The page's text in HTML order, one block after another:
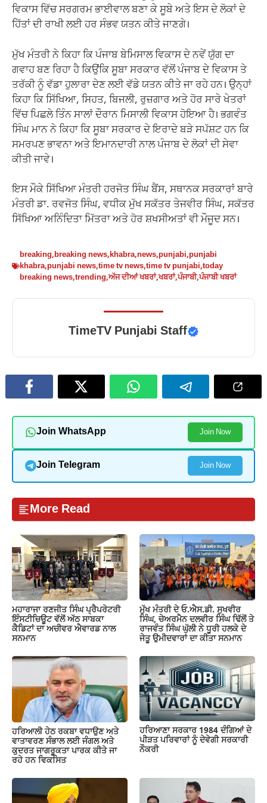
ਵਿਕਾਸ ਵਿੱਚ ਸਰਗਰਮ ਭਾਈਵਾਲ ਬਣਾ ਕੇ ਸੂਬੇ ਅਤੇ ਇਸ ਦੇ ਲੋਕਾਂ ਦੇ
ਹਿੱਤਾਂ ਦੀ ਰਾਖੀ ਲਈ ਹਰ ਸੰਭਵ ਯਤਨ ਕੀਤੇ ਜਾਣਗੇ।
ਮੁੱਖ ਮੰਤਰੀ ਨੇ ਕਿਹਾ ਕਿ ਪੰਜਾਬ ਬੇਮਿਸਾਲ ਵਿਕਾਸ ਦੇ ਨਵੇਂ ਯੁੱਗ ਦਾ
ਗਵਾਹ ਬਣ ਰਿਹਾ ਹੈ ਕਿਉਂਕਿ ਸੂਬਾ ਸਰਕਾਰ ਵੱਲੋਂ ਪੰਜਾਬ ਦੇ ਵਿਕਾਸ ਤੇ
ਤਰੱਕੀ ਨੂੰ ਵੱਡਾ ਹੁਲਾਰਾ ਦੇਣ ਲਈ ਵੱਡੇ ਯਤਨ ਕੀਤੇ ਜਾ ਰਹੇ ਹਨ। ਉਨ੍ਹਾਂ
ਕਿਹਾ ਕਿ ਸਿੱਖਿਆ, ਸਿਹਤ, ਬਿਜਲੀ, ਰੁਜ਼ਗਾਰ ਅਤੇ ਹੋਰ ਸਾਰੇ ਖੇਤਰਾਂ
ਵਿੱਚ ਪਿਛਲੇ ਤਿੰਨ ਸਾਲਾਂ ਦੌਰਾਨ ਮਿਸਾਲੀ ਵਿਕਾਸ ਹੋਇਆ ਹੈ। ਭਗਵੰਤ
ਸਿੰਘ ਮਾਨ ਨੇ ਕਿਹਾ ਕਿ ਸੂਬਾ ਸਰਕਾਰ ਦੇ ਇਰਾਦੇ ਬੜੇ ਸਪੱਸ਼ਟ ਹਨ ਕਿ
ਸਮਰਪਣ ਭਾਵਨਾ ਅਤੇ ਇਮਾਨਦਾਰੀ ਨਾਲ ਪੰਜਾਬ ਦੇ ਲੋਕਾਂ ਦੀ ਸੇਵਾ
ਕੀਤੀ ਜਾਵੇ।
ਇਸ ਮੌਕੇ ਸਿੱਖਿਆ ਮੰਤਰੀ ਹਰਜੋਤ ਸਿੰਘ ਬੈਂਸ, ਸਥਾਨਕ ਸਰਕਾਰਾਂ ਬਾਰੇ
ਮੰਤਰੀ ਡਾ. ਰਵਜੋਤ ਸਿੰਘ, ਵਧੀਕ ਮੁੱਖ ਸਕੱਤਰ ਤੇਜਵੀਰ ਸਿੰਘ, ਸਕੱਤਰ
ਸਿੱਖਿਆ ਅਨਿੰਦਿਤਾ ਮਿੱਤਰਾ ਅਤੇ ਹੋਰ ਸ਼ਖਸੀਅਤਾਂ ਵੀ ਮੌਜੂਦ ਸਨ।
breaking,breaking news,khabra,news,punjabi,punjabi
khabra,punjabi news,time tv news,time tv punjabi,today
breaking news,trending,ਅੱਜ ਦੀਆਂ ਖਬਰਾਂ,ਖਬਰਾਂ,ਪੰਜਾਬੀ,ਪੰਜਾਬੀ ਖਬਰਾਂ
TimeTV Punjabi Staff
Join WhatsApp Join Now
Join Telegram Join Now
More Read
ਮਹਾਰਾਜਾ ਰਣਜੀਤ ਸਿੰਘ ਪ੍ਰੈਪਰੇਟਰੀ
ਇੰਸਟੀਚਿਊਟ ਵੱਲੋਂ ਅੱਠ ਸਾਬਕਾ
ਕੈਡਿਟਾਂ ਦਾ ਅਚੀਵਰ ਐਵਾਰਡ ਨਾਲ
ਸਨਮਾਨ
ਮੁੱਖ ਮੰਤਰੀ ਦੇ ਓ.ਐਸ.ਡੀ. ਸੁਖਵੀਰ
ਸਿੰਘ, ਚੇਅਰਮੈਨ ਦਲਵੀਰ ਸਿੰਘ ਢਿੱਲੋਂ ਤੇ
ਰਾਜਵੰਤ ਸਿੰਘ ਘੁੱਲੀ ਨੇ ਧੂਰੀ ਹਲਕੇ ਦੇ
ਜੇਤੂ ਉਮੀਦਵਾਰਾਂ ਦਾ ਕੀਤਾ ਸਨਮਾਨ
ਹਰਿਆਲੀ ਹੇਠ ਰਕਬਾ ਵਧਾਉਣ ਅਤੇ
ਵਾਤਾਵਰਣ ਸੰਭਾਲ ਲਈ ਜੰਗਲ ਅਤੇ
ਕੁਦਰਤ ਜਾਗਰੂਕਤਾ ਪਾਰਕ ਕੀਤੇ ਜਾ
ਰਹੇ ਹਨ ਵਿਕਸਿਤ
ਹਰਿਆਣਾ ਸਰਕਾਰ 1984 ਦੰਗਿਆਂ ਦੇ
ਪੀੜਤ ਪਰਿਵਾਰਾਂ ਨੂੰ ਦੇਵੇਗੀ ਸਰਕਾਰੀ
ਨੌਕਰੀ